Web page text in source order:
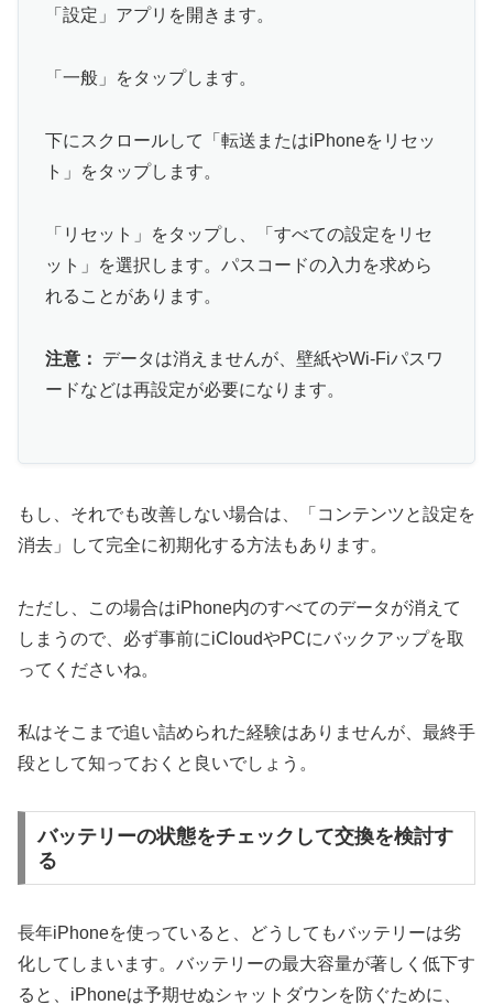
「設定」アプリを開きます。
「一般」をタップします。
下にスクロールして「転送またはiPhoneをリセッ
ト」をタップします。
「リセット」をタップし、「すべての設定をリセ
ット」を選択します。パスコードの入力を求めら
れることがあります。
注意：
データは消えませんが、壁紙やWi-Fiパスワ
ードなどは再設定が必要になります。
もし、それでも改善しない場合は、「コンテンツと設定を
消去」して完全に初期化する方法もあります。
ただし、この場合はiPhone内のすべてのデータが消えて
しまうので、必ず事前にiCloudやPCにバックアップを取
ってくださいね。
私はそこまで追い詰められた経験はありませんが、最終手
段として知っておくと良いでしょう。
バッテリーの状態をチェックして交換を検討す
る
長年iPhoneを使っていると、どうしてもバッテリーは劣
化してしまいます。バッテリーの最大容量が著しく低下す
ると、iPhoneは予期せぬシャットダウンを防ぐために、